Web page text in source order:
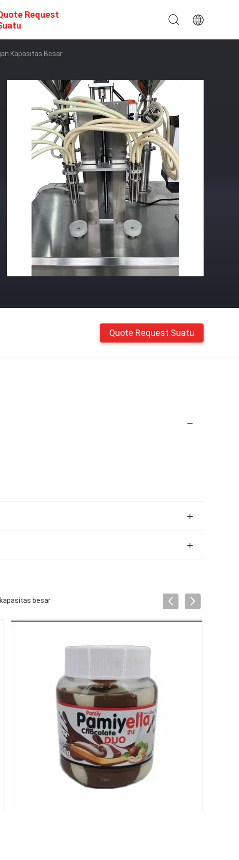
Request
Kapasitas Besar
Quote Request Suatu
besar